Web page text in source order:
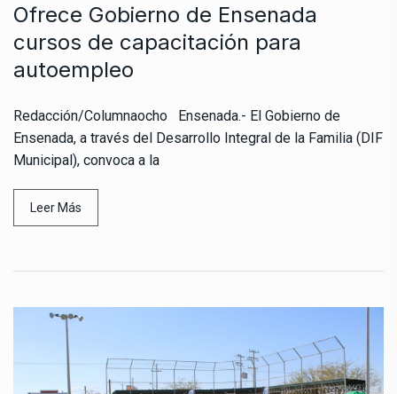
Ofrece Gobierno de Ensenada
cursos de capacitación para
autoempleo
Redacción/Columnaocho Ensenada.- El Gobierno de
Ensenada, a través del Desarrollo Integral de la Familia (DIF
Municipal), convoca a la
Leer Más